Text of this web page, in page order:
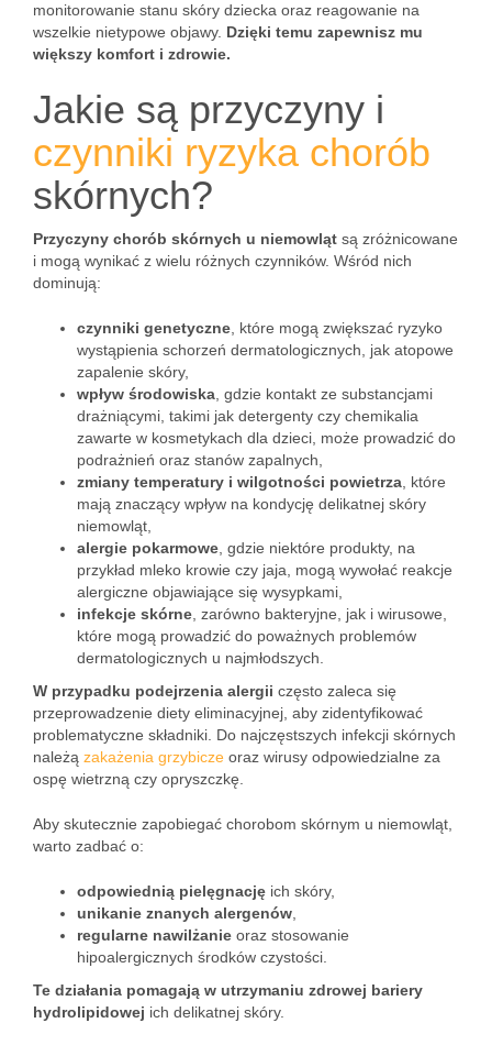
monitorowanie stanu skóry dziecka oraz reagowanie na
wszelkie nietypowe objawy. Dzięki temu zapewnisz mu
większy komfort i zdrowie.
Jakie są przyczyny i
czynniki ryzyka chorób
skórnych?
Przyczyny chorób skórnych u niemowląt są zróżnicowane
i mogą wynikać z wielu różnych czynników. Wśród nich
dominują:
czynniki genetyczne , które mogą zwiększać ryzyko
wystąpienia schorzeń dermatologicznych, jak atopowe
zapalenie skóry,
wpływ środowiska , gdzie kontakt ze substancjami
drażniącymi, takimi jak detergenty czy chemikalia
zawarte w kosmetykach dla dzieci, może prowadzić do
podrażnień oraz stanów zapalnych,
zmiany temperatury i wilgotności powietrza , które
mają znaczący wpływ na kondycję delikatnej skóry
niemowląt,
alergie pokarmowe , gdzie niektóre produkty, na
przykład mleko krowie czy jaja, mogą wywołać reakcje
alergiczne objawiające się wysypkami,
infekcje skórne , zarówno bakteryjne, jak i wirusowe,
które mogą prowadzić do poważnych problemów
dermatologicznych u najmłodszych.
W przypadku podejrzenia alergii często zaleca się
przeprowadzenie diety eliminacyjnej, aby zidentyfikować
problematyczne składniki. Do najczęstszych infekcji skórnych
należą zakażenia grzybicze oraz wirusy odpowiedzialne za
ospę wietrzną czy opryszczkę.
Aby skutecznie zapobiegać chorobom skórnym u niemowląt,
warto zadbać o:
odpowiednią pielęgnację ich skóry,
unikanie znanych alergenów
regularne nawilżanie oraz stosowanie
hipoalergicznych środków czystości.
Te działania pomagają w utrzymaniu zdrowej bariery
hydrolipidowej ich delikatnej skóry.